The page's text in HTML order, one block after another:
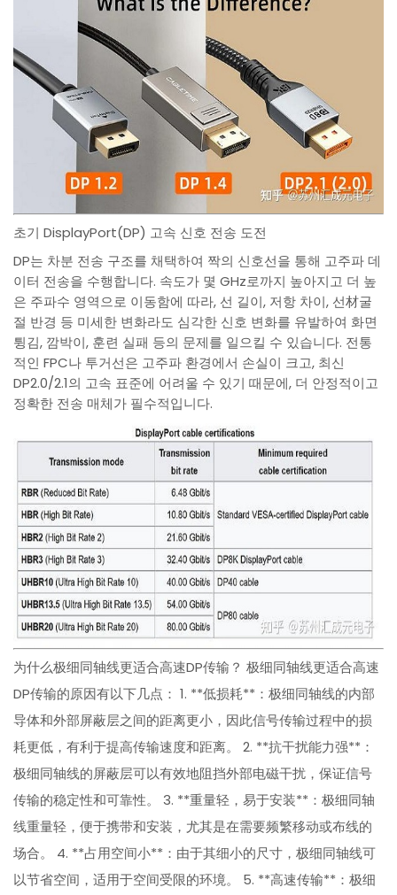
초기 DisplayPort(DP) 고속 신호 전송 도전
DP는 차분 전송 구조를 채택하여 짝의 신호선을 통해 고주파 데
이터 전송을 수행합니다. 속도가 몇 GHz로까지 높아지고 더 높
은 주파수 영역으로 이동함에 따라, 선 길이, 저항 차이, 선材굴
절 반경 등 미세한 변화라도 심각한 신호 변화를 유발하여 화면
튕김, 깜박이, 훈련 실패 등의 문제를 일으킬 수 있습니다. 전통
적인 FPC나 투거선은 고주파 환경에서 손실이 크고, 최신
DP2.0/2.1의 고속 표준에 어려울 수 있기 때문에, 더 안정적이고
정확한 전송 매체가 필수적입니다.
为什么极细同轴线更适合高速DP传输？ 极细同轴线更适合高速
DP传输的原因有以下几点： 1. **低损耗**：极细同轴线的内部
导体和外部屏蔽层之间的距离更小，因此信号传输过程中的损
耗更低，有利于提高传输速度和距离。 2. **抗干扰能力强**：
极细同轴线的屏蔽层可以有效地阻挡外部电磁干扰，保证信号
传输的稳定性和可靠性。 3. **重量轻，易于安装**：极细同轴
线重量轻，便于携带和安装，尤其是在需要频繁移动或布线的
场合。 4. **占用空间小**：由于其细小的尺寸，极细同轴线可
以节省空间，适用于空间受限的环境。 5. **高速传输**：极细